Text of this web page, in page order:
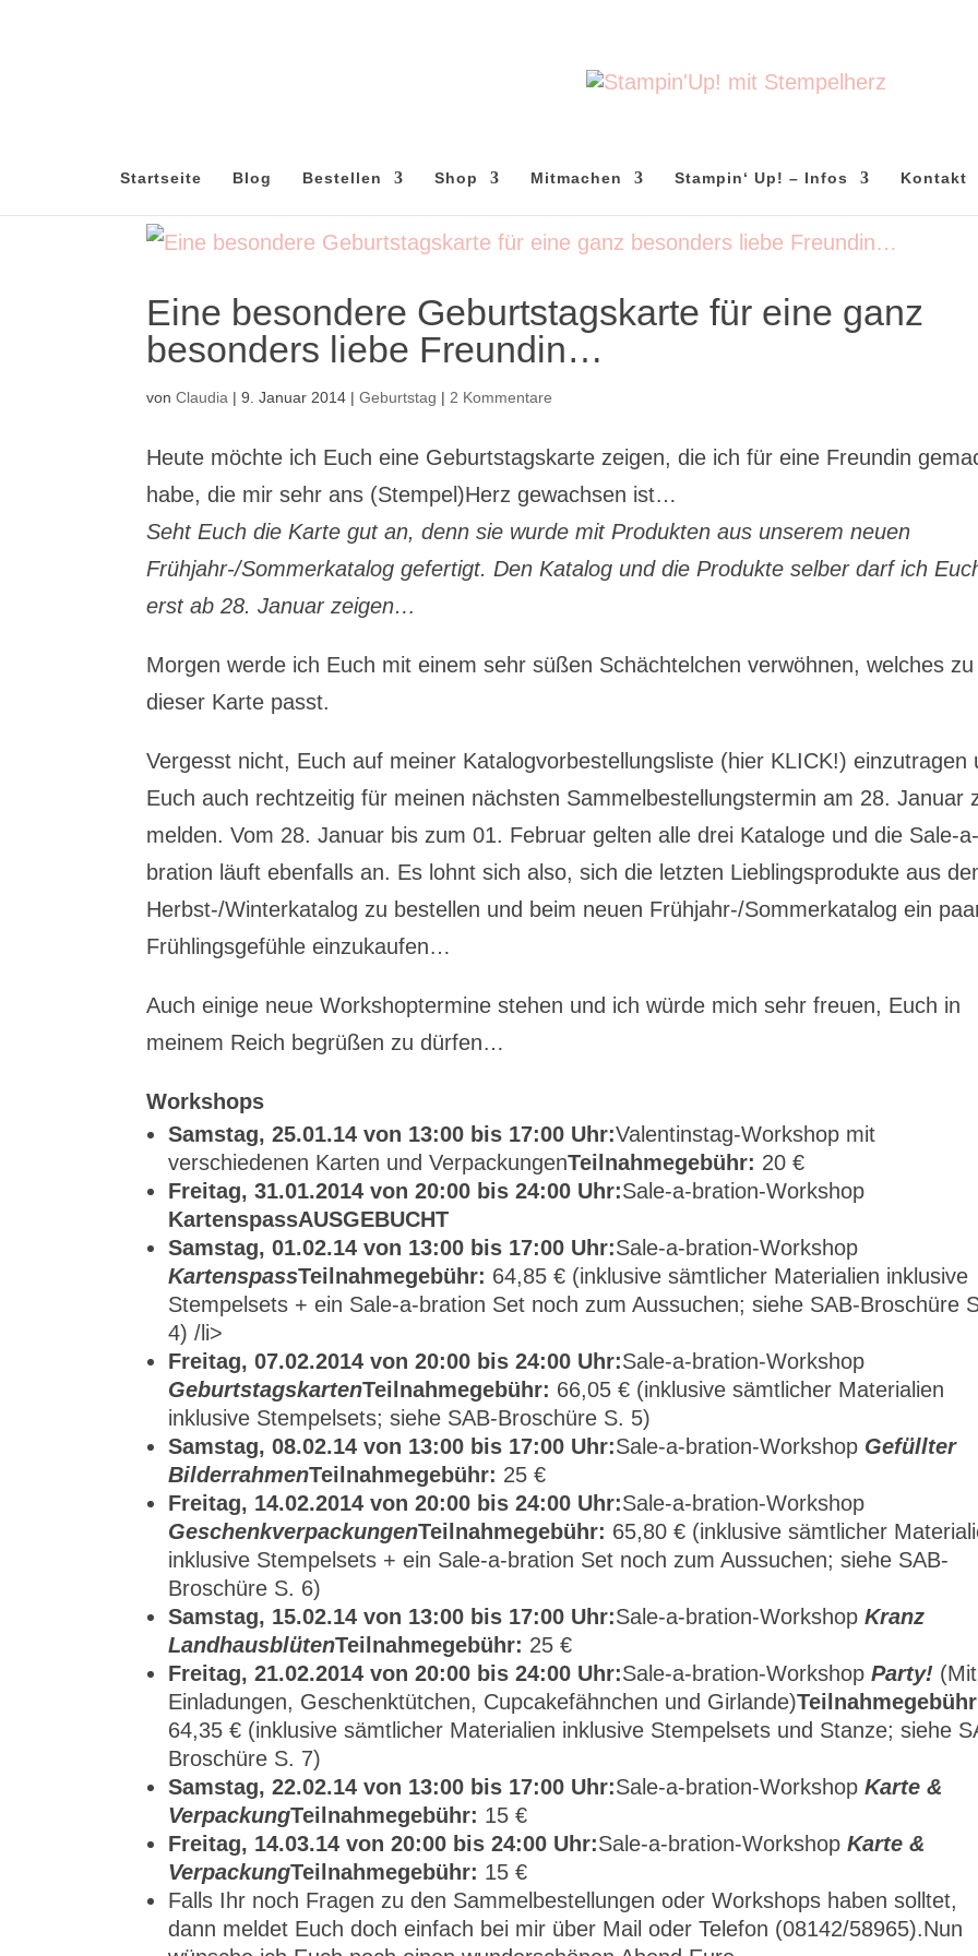
Startseite Blog Bestellen Shop Mitmachen Stampin‘ Up! – Infos Kontakt
Eine besondere Geburtstagskarte für eine ganz
besonders liebe Freundin…
vonClaudia |9. Januar 2014 |Geburtstag | 2 Kommentare
Heute möchte ich Euch eine Geburtstagskarte zeigen, die ich für eine Freundin
habe, die mir sehr ans (Stempel)Herz gewachsen ist…
Seht Euch die Karte gut an, denn sie wurde mit Produkten aus unserem neuen
Frühjahr-/Sommerkatalog gefertigt. Den Katalog und die Produkte selber darf ich
erst ab 28. Januar zeigen…
Morgen werde ich Euch mit einem sehr süßen Schächtelchen verwöhnen, welches zu
dieser Karte passt.
Vergesst nicht, Euch auf meiner Katalogvorbestellungsliste (hier KLICK!) einzutragen
Euch auch rechtzeitig für meinen nächsten Sammelbestellungstermin am 28. Januar
melden. Vom 28. Januar bis zum 01. Februar gelten alle drei Kataloge und die Sale-
bration läuft ebenfalls an. Es lohnt sich also, sich die letzten Lieblingsprodukte aus
Herbst-/Winterkatalog zu bestellen und beim neuen Frühjahr-/Sommerkatalog ein
Frühlingsgefühle einzukaufen…
Auch einige neue Workshoptermine stehen und ich würde mich sehr freuen, Euch in
meinem Reich begrüßen zu dürfen…
Workshops
Samstag, 25.01.14 von 13:00 bis 17:00 Uhr:Valentinstag-Workshop mit
verschiedenen Karten und VerpackungenTeilnahmegebühr: 20 €
Freitag, 31.01.2014 von 20:00 bis 24:00 Uhr:Sale-a-bration-Workshop
KartenspassAUSGEBUCHT
Samstag, 01.02.14 von 13:00 bis 17:00 Uhr:Sale-a-bration-Workshop
KartenspassTeilnahmegebühr: 64,85 € (inklusive sämtlicher Materialien inklusive
Stempelsets + ein Sale-a-bration Set noch zum Aussuchen; siehe SAB-Broschüre
4) /li>
Freitag, 07.02.2014 von 20:00 bis 24:00 Uhr:Sale-a-bration-Workshop
GeburtstagskartenTeilnahmegebühr: 66,05 € (inklusive sämtlicher Materialien
inklusive Stempelsets; siehe SAB-Broschüre S. 5)
Samstag, 08.02.14 von 13:00 bis 17:00 Uhr:Sale-a-bration-Workshop Gefüllter
BilderrahmenTeilnahmegebühr: 25 €
Freitag, 14.02.2014 von 20:00 bis 24:00 Uhr:Sale-a-bration-Workshop
GeschenkverpackungenTeilnahmegebühr: 65,80 € (inklusive sämtlicher
inklusive Stempelsets + ein Sale-a-bration Set noch zum Aussuchen; siehe SAB-
Broschüre S. 6)
Samstag, 15.02.14 von 13:00 bis 17:00 Uhr:Sale-a-bration-WorkshopKranz
LandhausblütenTeilnahmegebühr: 25 €
Freitag, 21.02.2014 von 20:00 bis 24:00 Uhr:Sale-a-bration-WorkshopParty! (Mit
Einladungen, Geschenktütchen, Cupcakefähnchen und Girlande)
64,35 € (inklusive sämtlicher Materialien inklusive Stempelsets und Stanze; siehe
Broschüre S. 7)
Samstag, 22.02.14 von 13:00 bis 17:00 Uhr:Sale-a-bration-WorkshopKarte &
VerpackungTeilnahmegebühr: 15 €
Freitag, 14.03.14 von 20:00 bis 24:00 Uhr:Sale-a-bration-WorkshopKarte &
VerpackungTeilnahmegebühr: 15 €
Falls Ihr noch Fragen zu den Sammelbestellungen oder Workshops haben solltet,
dann meldet Euch doch einfach bei mir über Mail oder Telefon (08142/58965).Nun